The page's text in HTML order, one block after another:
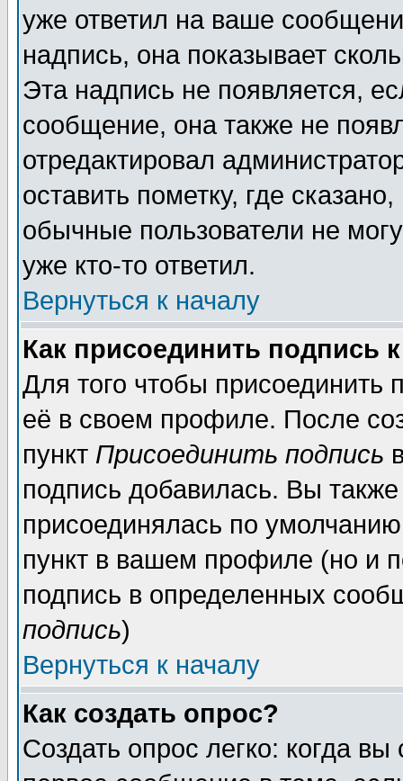
уже ответил на ваше
надпись, она показывает
Эта надпись не появляется,
сообщение, она также не
отредактировал
оставить пометку, где
обычные пользователи не
уже кто-то ответил.
Вернуться к началу
Как присоединить подпись
Для того чтобы присоединить
её в своем профиле. После
пункт Присоединить подпись
подпись добавилась. Вы
присоединялась по
пункт в вашем профиле (но и
подпись в определенных
подпись)
Вернуться к началу
Как создать опрос?
Создать опрос легко: когда